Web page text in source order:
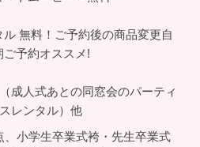
無料！ご予約後の商品変更自
ご予約オススメ!
成人式あとの同窓会のパーティ
レンタル）他
小学生卒業式袴・先生卒業式